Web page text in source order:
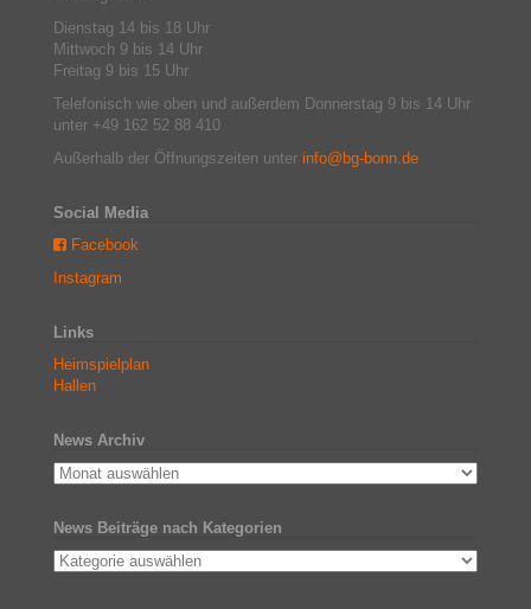
Dienstag 14 bis 18 Uhr
Mittwoch 9 bis 14 Uhr
Freitag 9 bis 15 Uhr
Telefonisch wie oben und außerdem Donnerstag 9 bis 14 Uhr
unter +49 162 52 88 410
Außerhalb der Öffnungszeiten unter info@bg-bonn.de
Social Media
Facebook
Instagram
Links
Heimspielplan
Hallen
News Archiv
News Beiträge nach Kategorien